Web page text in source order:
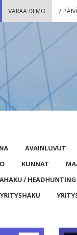
VARAA DEMO 7
AVAINLUVUT
KUNNAT
/ HEADHUNTING
YRITYSHAKU